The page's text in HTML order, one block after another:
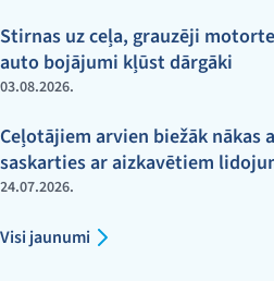
Stirnas uz ceļa, grauzēji
auto bojājumi kļūst dārgāki
03.08.2026.
Ceļotājiem arvien biežāk nākas
saskarties ar aizkavētiem
24.07.2026.
Visi jaunumi